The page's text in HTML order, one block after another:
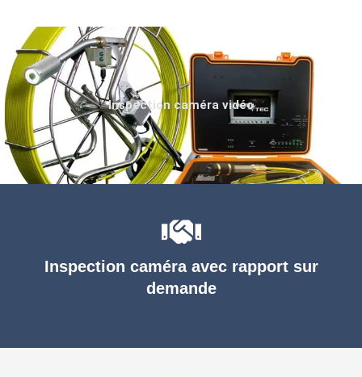
Inspection caméra avec rapport sur
demande
Inspection caméra vidéo